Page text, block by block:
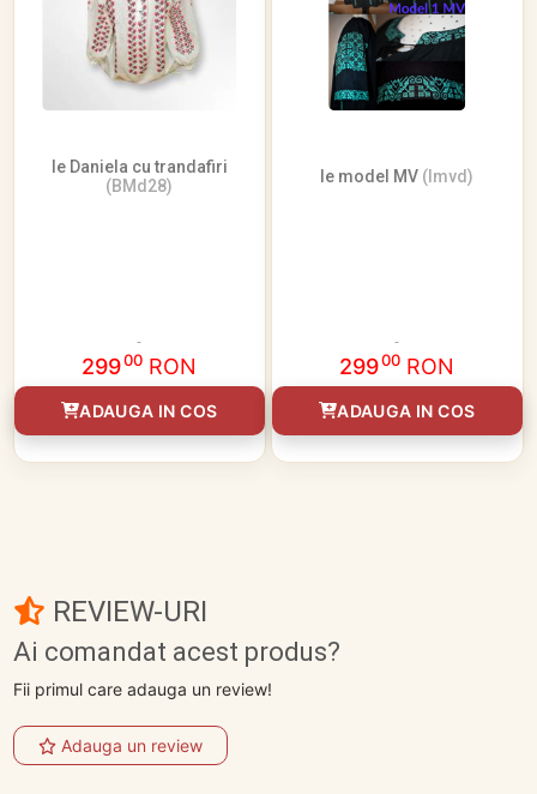
Ie Daniela cu trandafiri
(BMd28)
29900 RON
ADAUGA IN COS
Ie model MV (Imvd)
29900 RON
ADAUGA IN COS
REVIEW-URI
Ai comandat acest produs?
Fii primul care adauga un review!
Adauga un review